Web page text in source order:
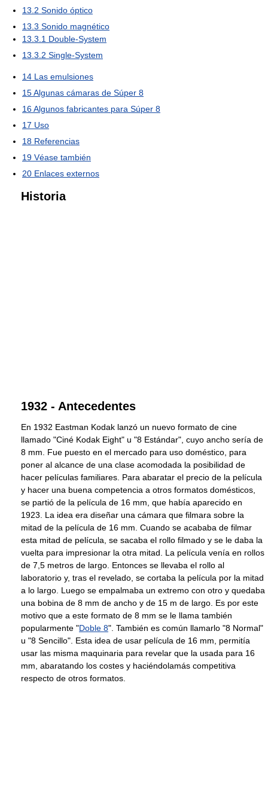
13.2 Sonido óptico
13.3 Sonido magnético
13.3.1 Double-System
13.3.2 Single-System
14 Las emulsiones
15Algunas cámaras de Súper 8
16Algunos fabricantes para Súper 8
17 Uso
18 Referencias
19 Véase también
20 Enlaces externos
Historia
1932 - Antecedentes
En 1932 Eastman Kodak lanzó un nuevo formato de cine
llamado "Ciné Kodak Eight" u "8 Estándar", cuyo ancho sería de
8 mm. Fue puesto en el mercado para uso doméstico, para
poner al alcance de una clase acomodada la posibilidad de
hacer películas familiares. Para abaratar el precio de la película
y hacer una buena competencia a otros formatos domésticos,
se partió de la película de 16 mm, que había aparecido en
1923. La idea era diseñar una cámara que filmara sobre la
mitad de la película de 16 mm. Cuando se acababa de filmar
esta mitad de película, se sacaba el rollo filmado y se le daba la
vuelta para impresionar la otra mitad. La película venía en rollos
de 7,5 metros de largo. Entonces se llevaba el rollo al
laboratorio y, tras el revelado, se cortaba la película por la mitad
a lo largo. Luego se empalmaba un extremo con otro y quedaba
una bobina de 8 mm de ancho y de 15 m de largo. Es por este
motivo que a este formato de 8 mm se le llama también
popularmente "Doble 8". También es común llamarlo "8 Normal"
u "8 Sencillo". Esta idea de usar película de 16 mm, permitía
usar las misma maquinaria para revelar que la usada para 16
mm, abaratando los costes y haciéndolamás competitiva
respecto de otros formatos.